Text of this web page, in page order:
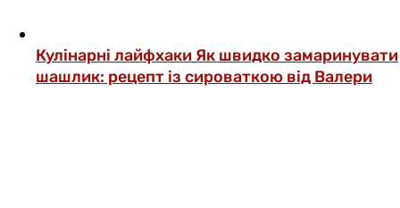
Кулінарні лайфхаки Як швидко замаринувати
шашлик: рецепт із сироваткою від Валери